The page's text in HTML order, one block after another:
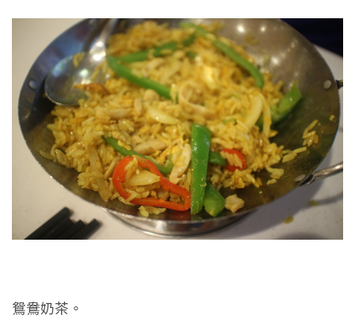
鴛鴦奶茶。